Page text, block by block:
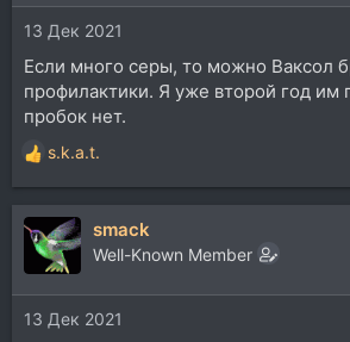
и
:13 Дек 2021
Если много серы, то можно Ваксол
профилактики. Я уже второй год им
пробок нет.
Р
е
а
к
и
и
:
s.k.a.t.
smack
Well-Known Member
13 Дек 2021